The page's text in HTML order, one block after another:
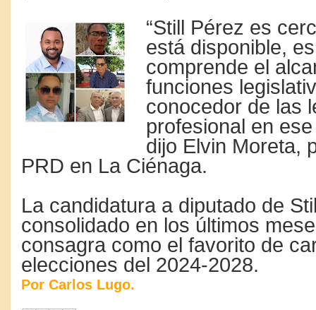
“Still Pérez es
está disponible,
comprende el
funciones
conocedor de las
profesional en
dijo Elvin Moreta,
PRD en La Ciénaga.
La candidatura a diputado de
consolidado en los últimos
consagra como el favorito de
elecciones del 2024-2028.
Por Carlos Lugo.